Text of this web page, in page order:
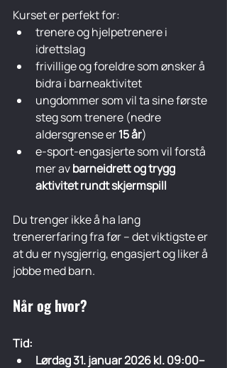
Kurset er perfekt for:
trenere og hjelpetrenere i
idrettslag
frivillige og foreldre som ønsker å
bidra i barneaktivitet
ungdommer som vil ta sine første
steg som trenere (nedre
aldersgrense er 15 år)
e-sport-engasjerte som vil forstå
mer av barneidrett og trygg
aktivitet rundt skjermspill
Du trenger ikke å ha lang
trenererfaring fra før – det viktigste er
at du er nysgjerrig, engasjert og liker å
jobbe med barn.
Når og hvor?
Tid:
Lørdag 31. januar 2026 kl. 09:00–